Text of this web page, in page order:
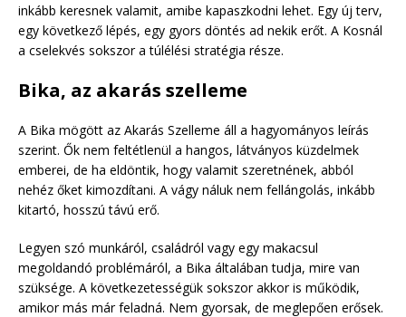
inkább keresnek valamit, amibe kapaszkodni lehet. Egy új terv,
egy következő lépés, egy gyors döntés ad nekik erőt. A Kosnál
a cselekvés sokszor a túlélési stratégia része.
Bika, az akarás szelleme
A Bika mögött az Akarás Szelleme áll a hagyományos leírás
szerint. Ők nem feltétlenül a hangos, látványos küzdelmek
emberei, de ha eldöntik, hogy valamit szeretnének, abból
nehéz őket kimozdítani. A vágy náluk nem fellángolás, inkább
kitartó, hosszú távú erő.
Legyen szó munkáról, családról vagy egy makacsul
megoldandó problémáról, a Bika általában tudja, mire van
szüksége. A következetességük sokszor akkor is működik,
amikor más már feladná. Nem gyorsak, de meglepően erősek.